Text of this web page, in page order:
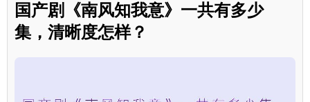
国产剧《南风知我意》一共有多少
集，清晰度怎样？